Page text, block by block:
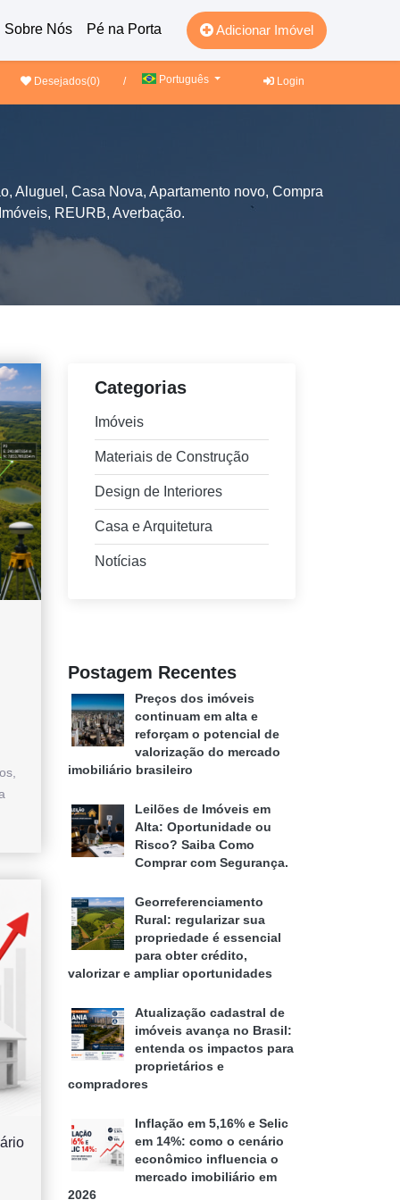
Desejados(0) / Português Login
Sobre Nós Pé na Porta Adicionar Imóvel
Aluguel, Casa Nova, Apartamento novo, Compra
REURB, Averbação.
Categorias
Imóveis
Materiais de Construção
Design de Interiores
Casa e Arquitetura
Notícias
Postagem Recentes
Preços dos imóveis
continuam em alta e
reforçam o potencial de
valorização do mercado
imobiliário brasileiro
Leilões de Imóveis em
Alta: Oportunidade ou
Risco? Saiba Como
Comprar com Segurança.
Georreferenciamento
Rural: regularizar sua
propriedade é essencial
para obter crédito,
valorizar e ampliar oportunidades
Atualização cadastral de
imóveis avança no Brasil:
entenda os impactos para
proprietários e
compradores
Inflação em 5,16% e Selic
em 14%: como o cenário
econômico influencia o
mercado imobiliário em
2026